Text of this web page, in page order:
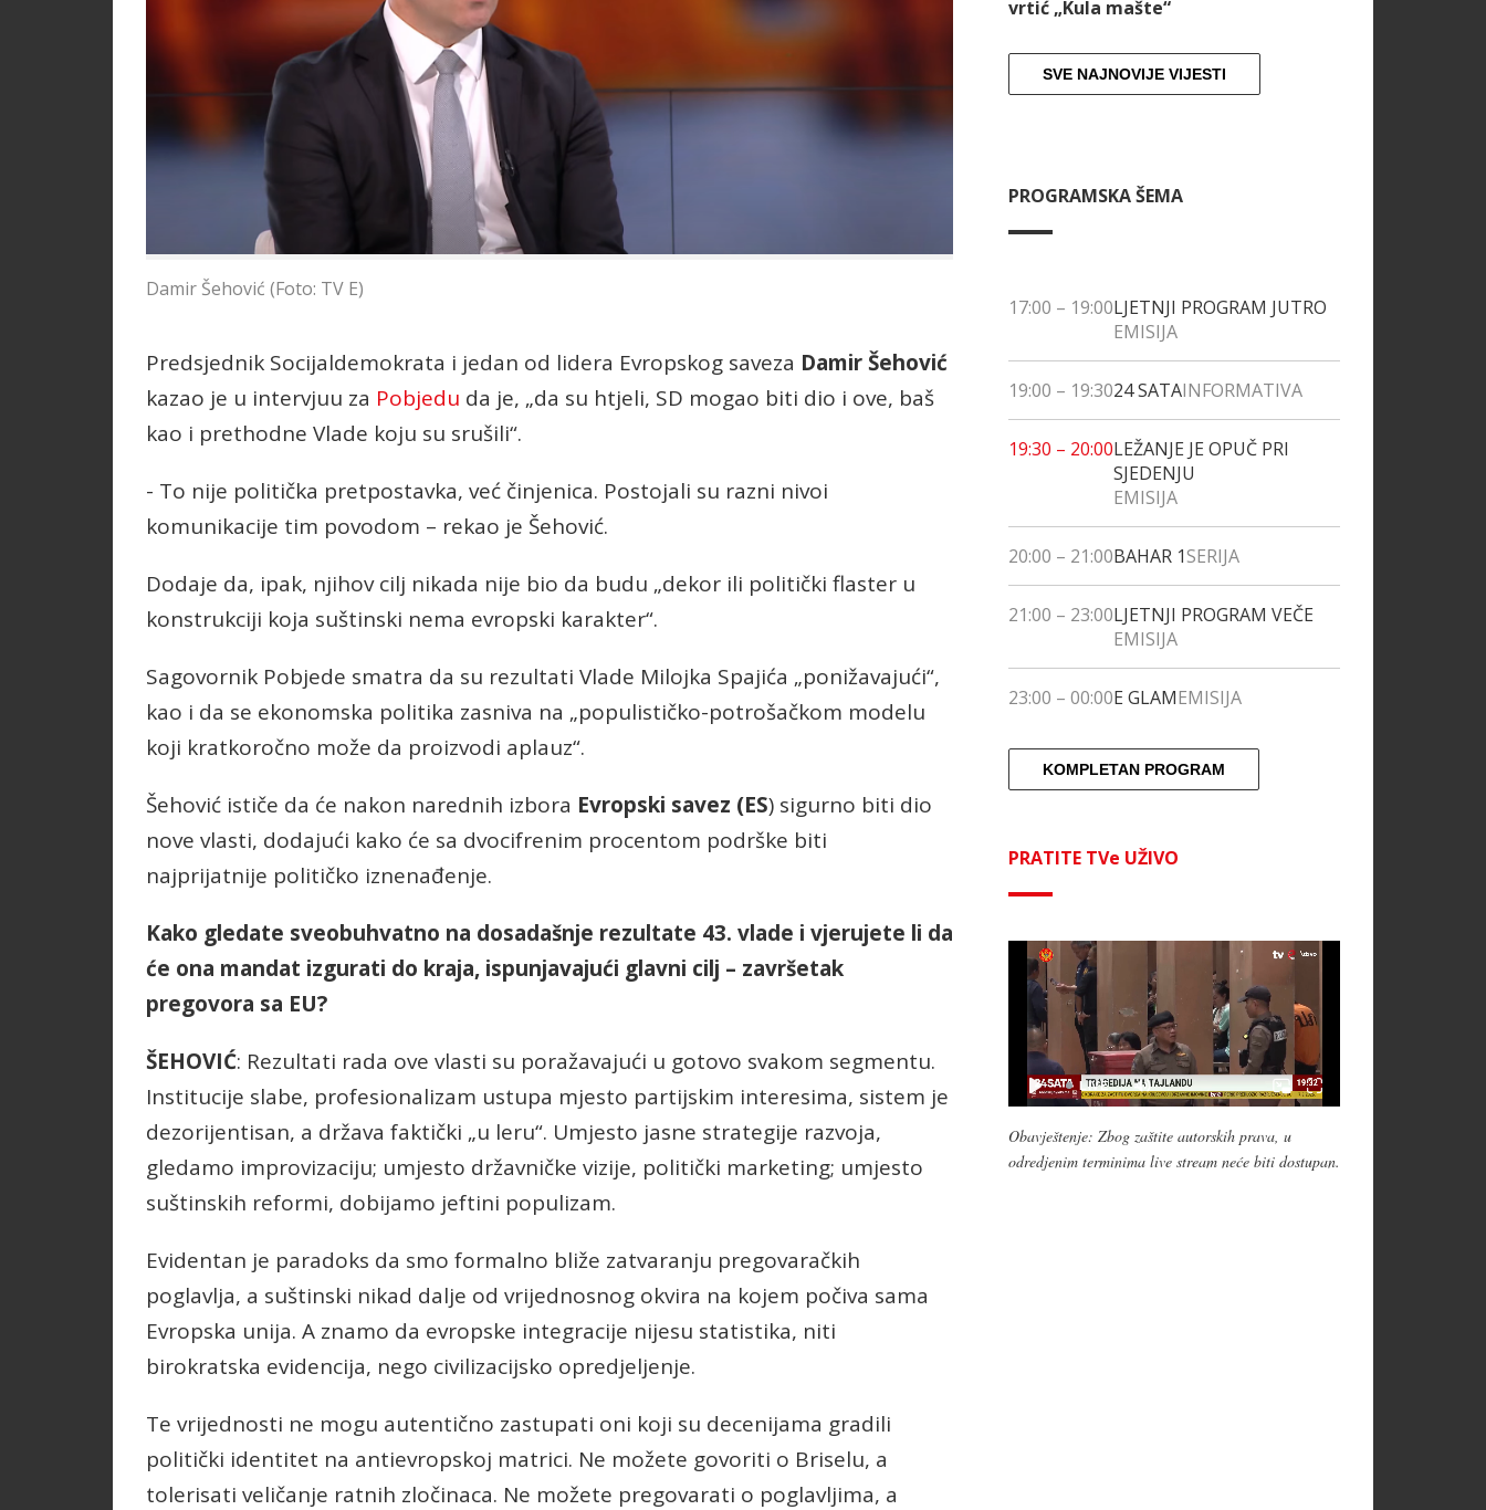
Damir Šehović (Foto: TV E)
Predsjednik Socijaldemokrata i jedan od lidera Evropskog saveza Damir Šehović
kazao je u intervjuu za Pobjedu da je, „da su htjeli, SD mogao biti dio i ove, baš
kao i prethodne Vlade koju su srušili“.
- To nije politička pretpostavka, već činjenica. Postojali su razni nivoi
komunikacije tim povodom – rekao je Šehović.
Dodaje da, ipak, njihov cilj nikada nije bio da budu „dekor ili politički flaster u
konstrukciji koja suštinski nema evropski karakter“.
Sagovornik Pobjede smatra da su rezultati Vlade Milojka Spajića „ponižavajući“,
kao i da se ekonomska politika zasniva na „populističko-potrošačkom modelu
koji kratkoročno može da proizvodi aplauz“.
Šehović ističe da će nakon narednih izbora Evropski savez (ES) sigurno biti dio
nove vlasti, dodajući kako će sa dvocifrenim procentom podrške biti
najprijatnije političko iznenađenje.
Kako gledate sveobuhvatno na dosadašnje rezultate 43. vlade i vjerujete li da
će ona mandat izgurati do kraja, ispunjavajući glavni cilj – završetak
pregovora sa EU?
ŠEHOVIĆ: Rezultati rada ove vlasti su poražavajući u gotovo svakom segmentu.
Institucije slabe, profesionalizam ustupa mjesto partijskim interesima, sistem je
dezorijentisan, a država faktički „u leru“. Umjesto jasne strategije razvoja,
gledamo improvizaciju; umjesto državničke vizije, politički marketing; umjesto
suštinskih reformi, dobijamo jeftini populizam.
Evidentan je paradoks da smo formalno bliže zatvaranju pregovaračkih
poglavlja, a suštinski nikad dalje od vrijednosnog okvira na kojem počiva sama
Evropska unija. A znamo da evropske integracije nijesu statistika, niti
birokratska evidencija, nego civilizacijsko opredjeljenje.
Te vrijednosti ne mogu autentično zastupati oni koji su decenijama gradili
politički identitet na antievropskoj matrici. Ne možete govoriti o Briselu, a
tolerisati veličanje ratnih zločinaca. Ne možete pregovarati o poglavljima, a
vrtić „Kula mašte“
SVE NAJNOVIJE VIJESTI
PROGRAMSKA ŠEMA
17:00 – 19:00LJETNJI PROGRAM JUTRO
EMISIJA
19:00 – 19:3024 SATAINFORMATIVA
19:30 – 20:00LEŽANJE JE OPUČ PRI
SJEDENJU
EMISIJA
20:00 – 21:00BAHAR 1SERIJA
21:00 – 23:00LJETNJI PROGRAM VEČE
EMISIJA
23:00 – 00:00E GLAMEMISIJA
KOMPLETAN PROGRAM
PRATITE TVe UŽIVO
Obavještenje: Zbog zaštite autorskih prava, u
odredjenim terminima live stream neće biti dostupan.